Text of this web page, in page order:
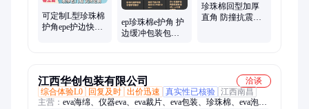
可定制L型珍珠棉
护角epe护边快递
ep珍珠棉e护角 护
边缓冲包装包角
珍珠棉回型加厚
直角 防撞抗震护
江西华创包装有限公司
洽谈
综合体验L0
回复及时 出价迅速 真实性已核验 江西南昌
主营： eva海绵、仪器eva、eva裁片、eva包装、珍珠棉、eva泡